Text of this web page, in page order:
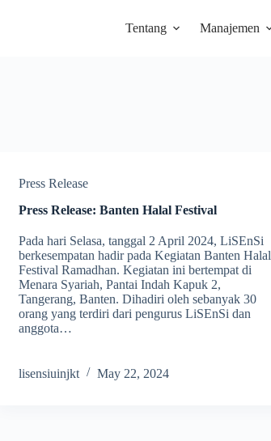
Tentang Manajemen
Press Release
Press Release: Banten Halal Festival
Pada hari Selasa, tanggal 2 April 2024, LiSEnSi
berkesempatan hadir pada Kegiatan Banten Halal
Festival Ramadhan. Kegiatan ini bertempat di
Menara Syariah, Pantai Indah Kapuk 2,
Tangerang, Banten. Dihadiri oleh sebanyak 30
orang yang terdiri dari pengurus LiSEnSi dan
anggota…
lisensiuinjkt May 22, 2024